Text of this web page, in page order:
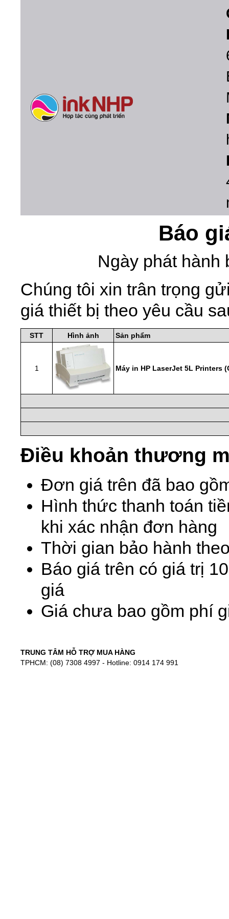
Báo
Ngày phát hành
Chúng tôi xin trân trọng
giá thiết bị theo yêu cầu
STT Hình ảnh Sản phẩm
1 Máy in HP LaserJet 5L Printers
Điều khoản thương
Đơn giá trên đã bao
Hình thức thanh toán
khi xác nhận đơn hàng
Thời gian bảo hành
Báo giá trên có giá trị
giá
Giá chưa bao gồm phí
TRUNG TÂM HỖ TRỢ MUA HÀNG
TPHCM: (08) 7308 4997 - Hotline: 0914 174 991